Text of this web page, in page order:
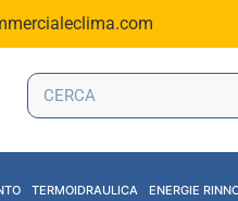
TERMOIDRAULICA ENERGIE